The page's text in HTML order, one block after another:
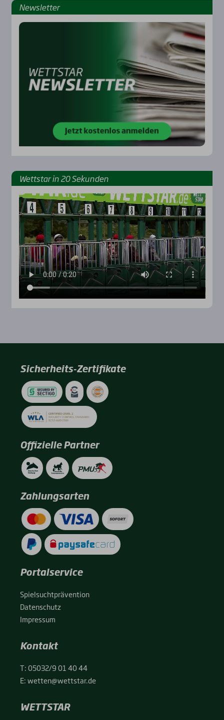
News­let­ter
Wett­star in 20 Sekun­den
Sicherheits-Zertifikate
Offizielle Partner
Zahlungsarten
Portalservice
Spiel­sucht­prä­ven­ti­on
Daten­schutz
Impres­sum
Kontakt
T:05032/9 01 40 44
E:wetten@wettstar.de
WETTSTAR